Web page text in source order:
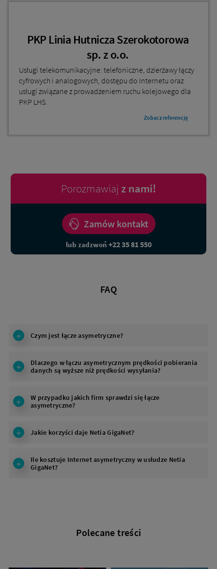
PKP Linia Hutnicza Szerokotorowa
sp. z o.o.
Usługi telekomunikacyjne: telefoniczne, dzierżawy łączy
cyfrowych i analogowych, dostępu do Internetu oraz
usługi związane z prowadzeniem ruchu kolejowego dla
PKP LHS.
Zobacz referencję
Porozmawiaj z nami!
Zamów kontakt
lub zadzwoń +22 35 81 550
FAQ
Czym jest łącze asymetryczne?
Dlaczego w łączu asymetrycznym prędkości pobierania
danych są wyższe niż prędkości wysyłania?
W przypadku jakich firm sprawdzi się łącze
asymetryczne?
Jakie korzyści daje Netia GigaNet?
Ile kosztuje Internet asymetryczny w usłudze Netia
GigaNet?
Polecane treści